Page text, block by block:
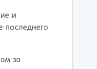
и
последнего
за